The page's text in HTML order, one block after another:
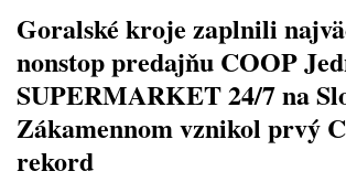
Goralské kroje zaplnili
nonstop predajňu COOP
SUPERMARKET 24/7 na
Zákamennom vznikol prvý
rekord